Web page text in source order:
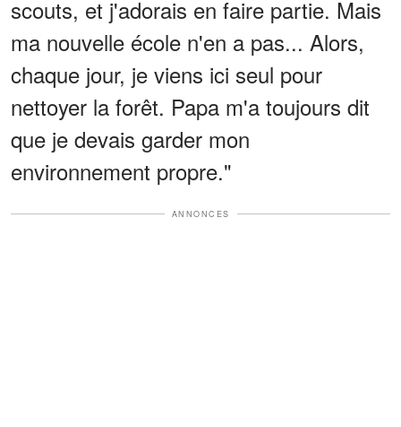
scouts, et j'adorais en faire partie. Mais
ma nouvelle école n'en a pas... Alors,
chaque jour, je viens ici seul pour
nettoyer la forêt. Papa m'a toujours dit
que je devais garder mon
environnement propre."
ANNONCES